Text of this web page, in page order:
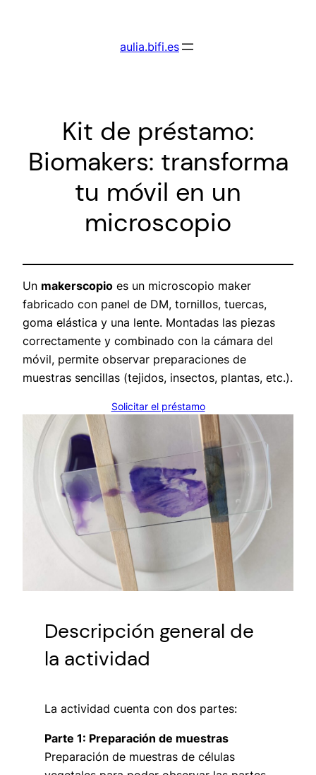
aulia.bifi.es
Kit de préstamo:
Biomakers: transforma
tu móvil en un
microscopio
Un makerscopio es un microscopio maker
fabricado con panel de DM, tornillos, tuercas,
goma elástica y una lente. Montadas las piezas
correctamente y combinado con la cámara del
móvil, permite observar preparaciones de
muestras sencillas (tejidos, insectos, plantas, etc.).
Solicitar el préstamo
Descripción general de
la actividad
La actividad cuenta con dos partes:
Parte 1: Preparación de muestras
Preparación de muestras de células